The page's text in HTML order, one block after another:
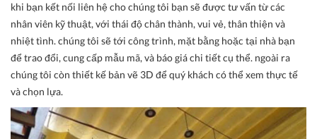
khi bạn kết nối liên hệ cho chúng tôi bạn sẽ được tư vấn từ các
nhân viên kỹ thuật, với thái độ chân thành, vui vẻ, thân thiện và
nhiệt tình. chúng tôi sẽ tới công trình, mặt bằng hoặc tại nhà bạn
để trao đổi, cung cấp mẫu mã, và báo giá chi tiết cụ thể. ngoài ra
chúng tôi còn thiết kế bản vẽ 3D để quý khách có thể xem thực tế
và chọn lựa.